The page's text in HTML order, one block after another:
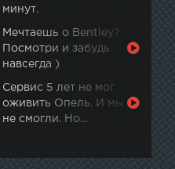
минут.
Мечтаешь о Bentley?
Посмотри и забудь
навсегда )
Сервис 5 лет не мог
оживить Опель. И мы
не смогли. Но…